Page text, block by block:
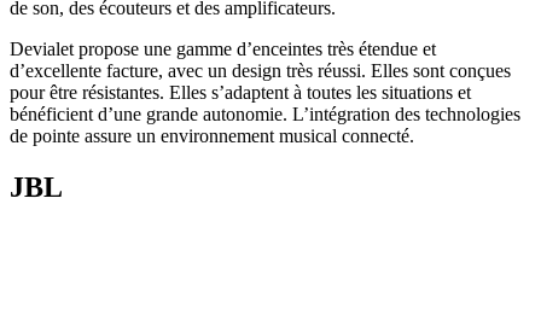
de son, des écouteurs et des amplificateurs.
Devialet propose une gamme d’enceintes très étendue et
d’excellente facture, avec un design très réussi. Elles sont conçues
pour être résistantes. Elles s’adaptent à toutes les situations et
bénéficient d’une grande autonomie. L’intégration des technologies
de pointe assure un environnement musical connecté.
JBL